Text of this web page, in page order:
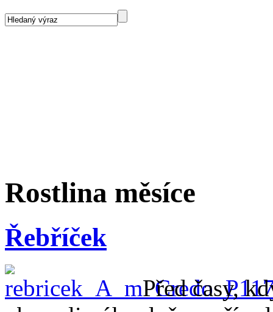
Rostlina měsíce
Řebříček
Před časy,